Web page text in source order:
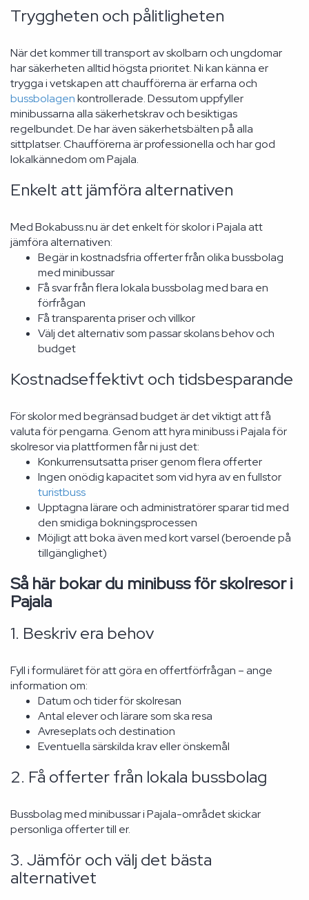
Tryggheten och pålitligheten
När det kommer till transport av skolbarn och ungdomar
har säkerheten alltid högsta prioritet. Ni kan känna er
trygga i vetskapen att chaufförerna är erfarna och
bussbolagenkontrollerade. Dessutom uppfyller
minibussarna alla säkerhetskrav och besiktigas
regelbundet. De har även säkerhetsbälten på alla
sittplatser. Chaufförerna är professionella och har god
lokalkännedom om Pajala.
Enkelt att jämföra alternativen
Med Bokabuss.nu är det enkelt för skolor i Pajala att
jämföra alternativen:
Begär in kostnadsfria offerter från olika bussbolag
med minibussar
Få svar från flera lokala bussbolag med bara en
förfrågan
Få transparenta priser och villkor
Välj det alternativ som passar skolans behov och
budget
Kostnadseffektivt och tidsbesparande
För skolor med begränsad budget är det viktigt att få
valuta för pengarna. Genom att hyra minibuss i Pajala för
skolresor via plattformen får ni just det:
Konkurrensutsatta priser genom flera offerter
Ingen onödig kapacitet som vid hyra av en fullstor
turistbuss
Upptagna lärare och administratörer sparar tid med
den smidiga bokningsprocessen
Möjligt att boka även med kort varsel (beroende på
tillgänglighet)
Så här bokar du minibuss för skolresor i
Pajala
1. Beskriv era behov
Fyll i formuläret för att göra en offertförfrågan – ange
information om:
Datum och tider för skolresan
Antal elever och lärare som ska resa
Avreseplats och destination
Eventuella särskilda krav eller önskemål
2. Få offerter från lokala bussbolag
Bussbolag med minibussar i Pajala-området skickar
personliga offerter till er.
3. Jämför och välj det bästa
alternativet